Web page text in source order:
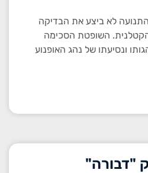
התנועה לא ביצע את הבדיקה
השופטת הסכימה
ונסיעתו של נהג האופנוע
"דבורה"